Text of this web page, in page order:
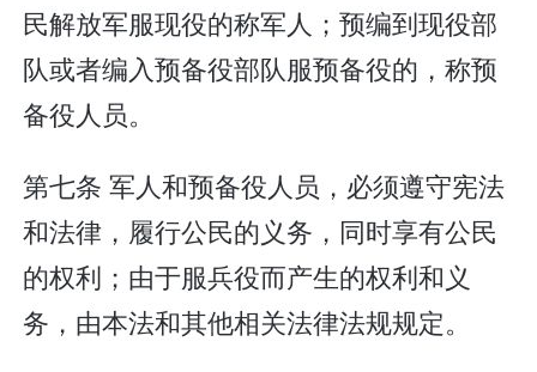
民解放军服现役的称军人；预编到现役部
队或者编入预备役部队服预备役的，称预
备役人员。
第七条 军人和预备役人员，必须遵守宪法
和法律，履行公民的义务，同时享有公民
的权利；由于服兵役而产生的权利和义
务，由本法和其他相关法律法规规定。